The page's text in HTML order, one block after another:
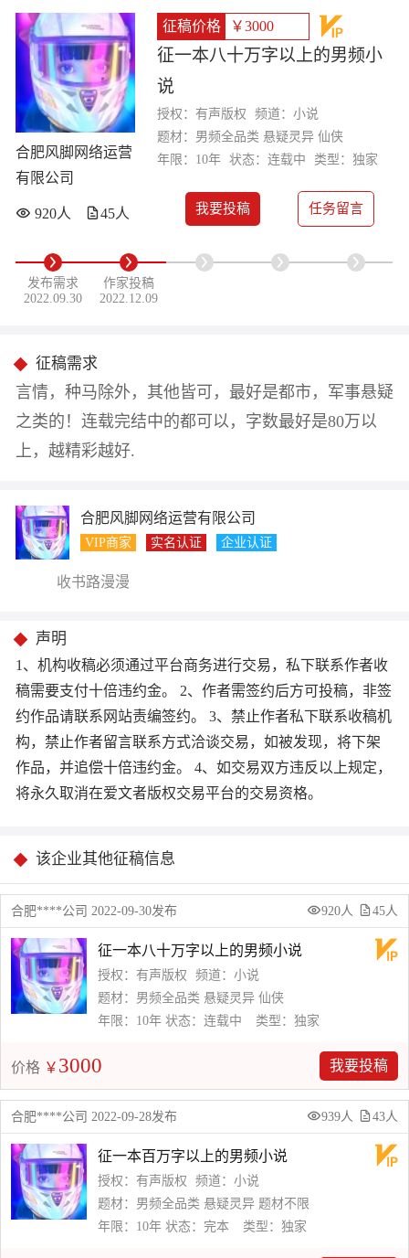
合肥风脚网络运营
有限公司
征稿价格 ￥3000
征一本八十万字以上的男频小
说
授权：有声版权
频道：小说
题材：男频全品类 悬疑灵异 仙侠
年限：10年 状态：连载中 类型：独家
920人 45人 我要投稿 任务留言
发布需求
2022.09.30
作家投稿
2022.12.09
征稿需求
言情，种马除外，其他皆可，最好是都市，军事悬疑
之类的！连载完结中的都可以，字数最好是80万以
上，越精彩越好.
合肥风脚网络运营有限公司
VIP商家 实名认证 企业认证
收书路漫漫
声明
1、机构收稿必须通过平台商务进行交易，私下联系作者收
稿需要支付十倍违约金。 2、作者需签约后方可投稿，非签
约作品请联系网站责编签约。 3、禁止作者私下联系收稿机
构，禁止作者留言联系方式洽谈交易，如被发现，将下架
作品，并追偿十倍违约金。 4、如交易双方违反以上规定，
将永久取消在爱文者版权交易平台的交易资格。
该企业其他征稿信息
合肥****公司 2022-09-30发布 920人 45人
征一本八十万字以上的男频小说
授权：有声版权
频道：小说
题材：男频全品类 悬疑灵异 仙侠
年限：10年 状态：连载中 类型：独家
价格 ￥ 3000 我要投稿
合肥****公司 2022-09-28发布 939人 43人
征一本百万字以上的男频小说
授权：有声版权
频道：小说
题材：男频全品类 悬疑灵异 题材不限
年限：10年 状态：完本 类型：独家